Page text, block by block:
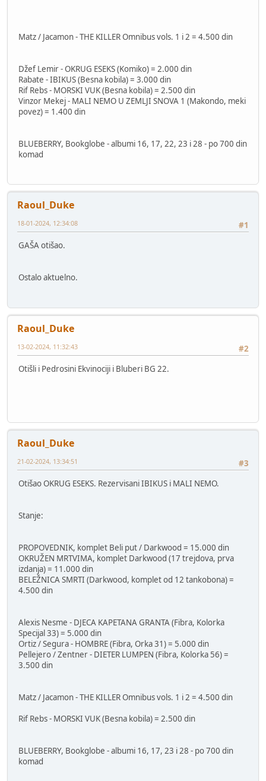
Matz / Jacamon - THE KILLER Omnibus vols. 1 i 2 = 4.500 din
Džef Lemir - OKRUG ESEKS (Komiko) = 2.000 din
Rabate - IBIKUS (Besna kobila) = 3.000 din
Rif Rebs - MORSKI VUK (Besna kobila) = 2.500 din
Vinzor Mekej - MALI NEMO U ZEMLJI SNOVA 1 (Makondo, meki
povez) = 1.400 din
BLUEBERRY, Bookglobe - albumi 16, 17, 22, 23 i 28 - po 700 din
komad
Raoul_Duke
#1
18-01-2024, 12:34:08
GAŠA otišao.
Ostalo aktuelno.
Raoul_Duke
#2
13-02-2024, 11:32:43
Otišli i Pedrosini Ekvinociji i Bluberi BG 22.
Raoul_Duke
#3
21-02-2024, 13:34:51
Otišao OKRUG ESEKS. Rezervisani IBIKUS i MALI NEMO.
Stanje:
PROPOVEDNIK, komplet Beli put / Darkwood = 15.000 din
OKRUŽEN MRTVIMA, komplet Darkwood (17 trejdova, prva
izdanja) = 11.000 din
BELEŽNICA SMRTI (Darkwood, komplet od 12 tankobona) =
4.500 din
Alexis Nesme - DJECA KAPETANA GRANTA (Fibra, Kolorka
Specijal 33) = 5.000 din
Ortiz / Segura - HOMBRE (Fibra, Orka 31) = 5.000 din
Pellejero / Zentner - DIETER LUMPEN (Fibra, Kolorka 56) =
3.500 din
Matz / Jacamon - THE KILLER Omnibus vols. 1 i 2 = 4.500 din
Rif Rebs - MORSKI VUK (Besna kobila) = 2.500 din
BLUEBERRY, Bookglobe - albumi 16, 17, 23 i 28 - po 700 din
komad